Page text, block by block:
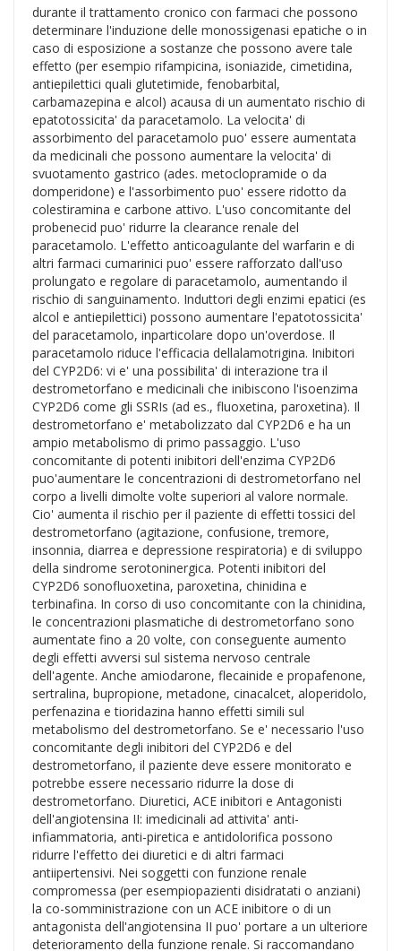
durante il trattamento cronico con farmaci che possono
determinare l'induzione delle monossigenasi epatiche o in
caso di esposizione a sostanze che possono avere tale
effetto (per esempio rifampicina, isoniazide, cimetidina,
antiepilettici quali glutetimide, fenobarbital,
carbamazepina e alcol) acausa di un aumentato rischio di
epatotossicita' da paracetamolo. La velocita' di
assorbimento del paracetamolo puo' essere aumentata
da medicinali che possono aumentare la velocita' di
svuotamento gastrico (ades. metoclopramide o da
domperidone) e l'assorbimento puo' essere ridotto da
colestiramina e carbone attivo. L'uso concomitante del
probenecid puo' ridurre la clearance renale del
paracetamolo. L'effetto anticoagulante del warfarin e di
altri farmaci cumarinici puo' essere rafforzato dall'uso
prolungato e regolare di paracetamolo, aumentando il
rischio di sanguinamento. Induttori degli enzimi epatici (es
alcol e antiepilettici) possono aumentare l'epatotossicita'
del paracetamolo, inparticolare dopo un'overdose. Il
paracetamolo riduce l'efficacia dellalamotrigina. Inibitori
del CYP2D6: vi e' una possibilita' di interazione tra il
destrometorfano e medicinali che inibiscono l'isoenzima
CYP2D6 come gli SSRIs (ad es., fluoxetina, paroxetina). Il
destrometorfano e' metabolizzato dal CYP2D6 e ha un
ampio metabolismo di primo passaggio. L'uso
concomitante di potenti inibitori dell'enzima CYP2D6
puo'aumentare le concentrazioni di destrometorfano nel
corpo a livelli dimolte volte superiori al valore normale.
Cio' aumenta il rischio per il paziente di effetti tossici del
destrometorfano (agitazione, confusione, tremore,
insonnia, diarrea e depressione respiratoria) e di sviluppo
della sindrome serotoninergica. Potenti inibitori del
CYP2D6 sonofluoxetina, paroxetina, chinidina e
terbinafina. In corso di uso concomitante con la chinidina,
le concentrazioni plasmatiche di destrometorfano sono
aumentate fino a 20 volte, con conseguente aumento
degli effetti avversi sul sistema nervoso centrale
dell'agente. Anche amiodarone, flecainide e propafenone,
sertralina, bupropione, metadone, cinacalcet, aloperidolo,
perfenazina e tioridazina hanno effetti simili sul
metabolismo del destrometorfano. Se e' necessario l'uso
concomitante degli inibitori del CYP2D6 e del
destrometorfano, il paziente deve essere monitorato e
potrebbe essere necessario ridurre la dose di
destrometorfano. Diuretici, ACE inibitori e Antagonisti
dell'angiotensina II: imedicinali ad attivita' anti-
infiammatoria, anti-piretica e antidolorifica possono
ridurre l'effetto dei diuretici e di altri farmaci
antiipertensivi. Nei soggetti con funzione renale
compromessa (per esempiopazienti disidratati o anziani)
la co-somministrazione con un ACE inibitore o di un
antagonista dell'angiotensina II puo' portare a un ulteriore
deterioramento della funzione renale. Si raccomandano